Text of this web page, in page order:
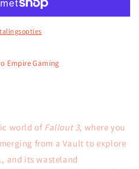
Empire Gaming
world of Fallout 3, where you
from a Vault to explore
and its wasteland